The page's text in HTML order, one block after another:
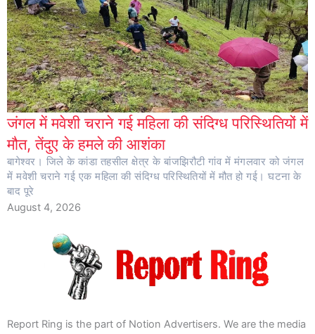
जंगल में मवेशी चराने गई महिला की संदिग्ध परिस्थितियों में
मौत, तेंदुए के हमले की आशंका
बागेश्वर। जिले के कांडा तहसील क्षेत्र के बांजझिरौटी गांव में मंगलवार को जंगल
में मवेशी चराने गई एक महिला की संदिग्ध परिस्थितियों में मौत हो गई। घटना के
बाद पूरे
August 4, 2026
Report Ring is the part of Notion Advertisers. We are the media